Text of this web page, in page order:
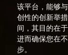
该平台，能够
创性的创新举
间，其目的在
进而确保您在
步。